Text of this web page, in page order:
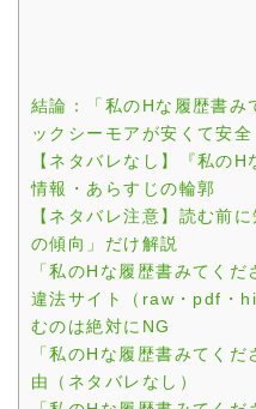
結論：「私のHな履歴書み
ックシーモアが安くて安全
【ネタバレなし】『私の
情報・あらすじの輪郭
【ネタバレ注意】読む前
の傾向」だけ解説
「私のHな履歴書みてく
違法サイト（raw・pdf・
むのは絶対にNG
「私のHな履歴書みてく
由（ネタバレなし）